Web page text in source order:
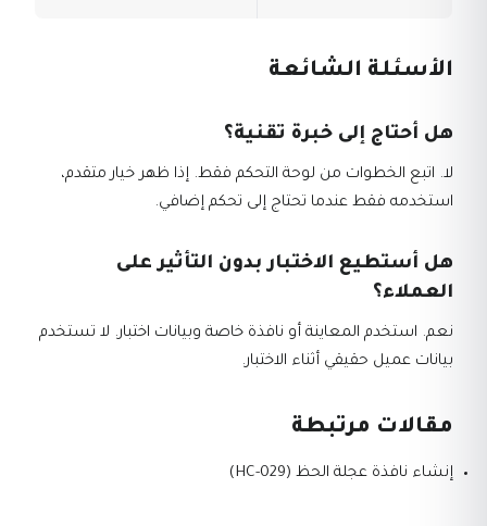
الأسئلة الشائعة
هل أحتاج إلى خبرة تقنية؟
لا. اتبع الخطوات من لوحة التحكم فقط. إذا ظهر خيار متقدم،
استخدمه فقط عندما تحتاج إلى تحكم إضافي.
هل أستطيع الاختبار بدون التأثير على
العملاء؟
نعم. استخدم المعاينة أو نافذة خاصة وبيانات اختبار. لا تستخدم
بيانات عميل حقيقي أثناء الاختبار.
مقالات مرتبطة
إنشاء نافذة عجلة الحظ (HC-029)